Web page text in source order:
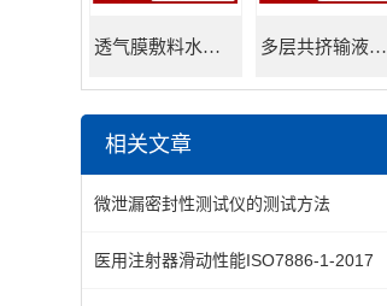
透气膜敷料水蒸透过率测试仪 多层共挤输液用膜氮气透过率测试仪
相关文章
微泄漏密封性测试仪的测试方法
医用注射器滑动性能ISO7886-1-2017